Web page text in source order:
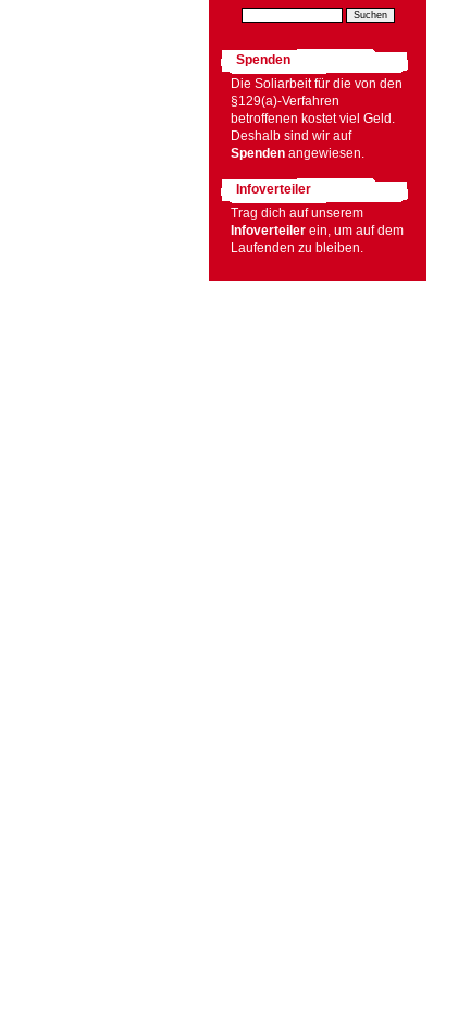
Spenden
Die Soliarbeit für die von den
§129(a)-Verfahren
betroffenen kostet viel Geld.
Deshalb sind wir auf
Spenden angewiesen.
Infoverteiler
Trag dich auf unserem
Infoverteiler ein, um auf dem
Laufenden zu bleiben.